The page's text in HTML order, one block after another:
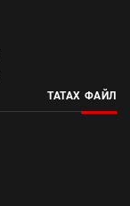
ТАТАХ ФАЙЛ